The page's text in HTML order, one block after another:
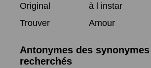
Original
à l instar
Trouver
Amour
Antonymes des
recherchés